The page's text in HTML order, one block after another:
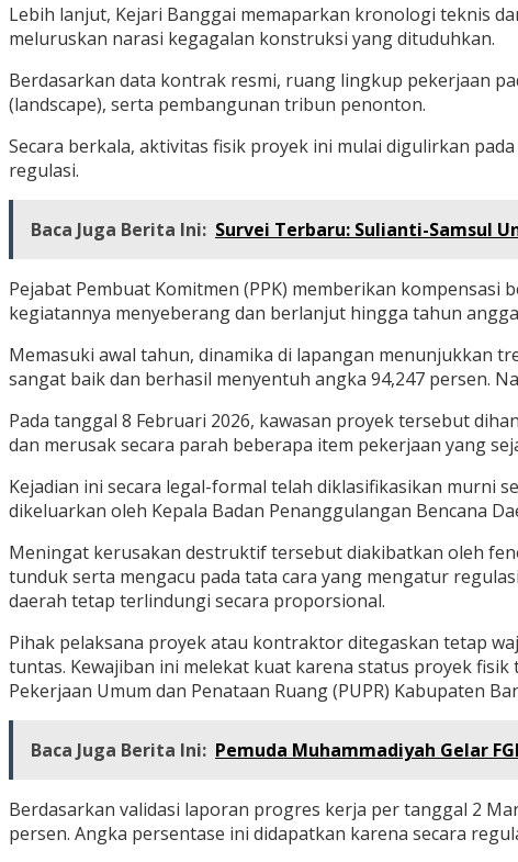
Lebih lanjut, Kejari Banggai memaparkan kronologi teknis
meluruskan narasi kegagalan konstruksi yang dituduhkan.
Berdasarkan data kontrak resmi, ruang lingkup pekerjaan
(landscape), serta pembangunan tribun penonton.
Secara berkala, aktivitas fisik proyek ini mulai digulirkan
regulasi.
Baca Juga Berita Ini: Survei Terbaru: Sulianti-Samsul
Pejabat Pembuat Komitmen (PPK) memberikan
kegiatannya menyeberang dan berlanjut hingga tahun
Memasuki awal tahun, dinamika di lapangan menunjukkan
sangat baik dan berhasil menyentuh angka 94,247 persen.
Pada tanggal 8 Februari 2026, kawasan proyek tersebut
dan merusak secara parah beberapa item pekerjaan yang
Kejadian ini secara legal-formal telah diklasifikasikan murni
dikeluarkan oleh Kepala Badan Penanggulangan Bencana
Meningat kerusakan destruktif tersebut diakibatkan oleh
tunduk serta mengacu pada tata cara yang mengatur
daerah tetap terlindungi secara proporsional.
Pihak pelaksana proyek atau kontraktor ditegaskan tetap
tuntas. Kewajiban ini melekat kuat karena status proyek
Pekerjaan Umum dan Penataan Ruang (PUPR) Kabupaten
Baca Juga Berita Ini: Pemuda Muhammadiyah Gelar
Berdasarkan validasi laporan progres kerja per tanggal 2
persen. Angka persentase ini didapatkan karena secara